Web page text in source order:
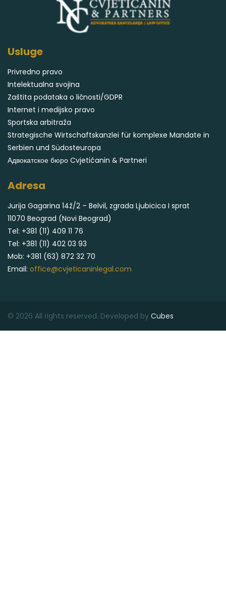
Usluge
Privredno pravo
Intelektualna svojina
Zaštita podataka o ličnosti/GDPR
Internet i medijsko pravo
Sportska arbitraža
Strategische Wirtschaftskanzlei für komplexe Mandate in
Serbien und Südosteuropa
Адвокатское бюро Cvjetićanin & Partneri
Adresa
Jurija Gagarina 14ž/2 – Belvil, zgrada Ljubicica I sprat
11070 Beograd (Novi Beograd)
Tel: +381 (11) 409 11 76
Tel: +381 (11) 402 03 93
Mob: +381 (63) 872 32 70
Email: office@cvjeticaninlegal.com
© 2026 All rights reserved. Developed by Cubes